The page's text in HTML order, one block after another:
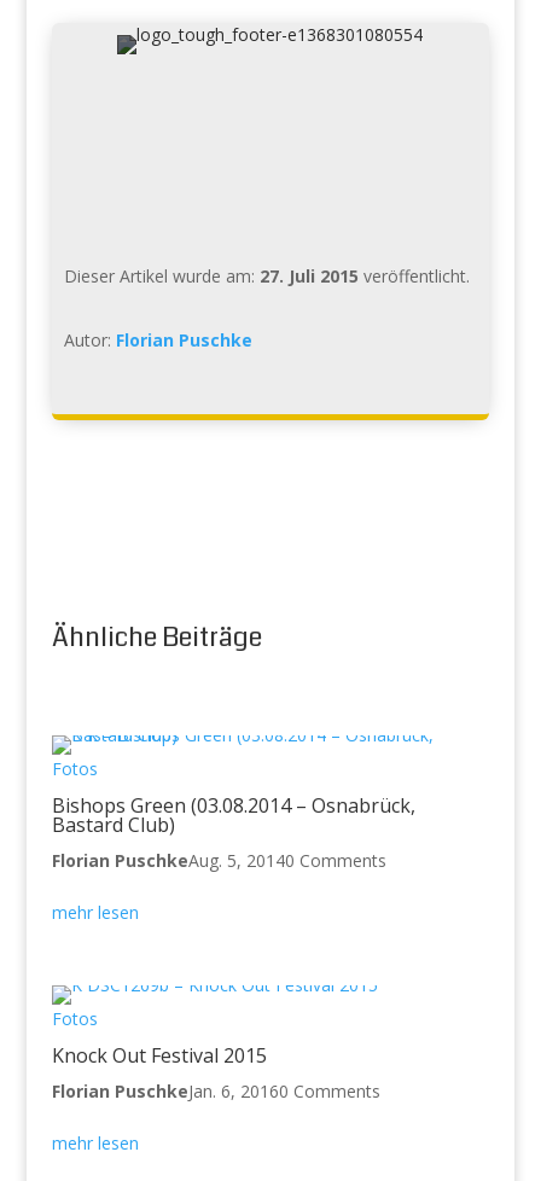
Dieser Artikel wurde am: 27. Juli 2015 veröffentlicht.
Autor: Florian Puschke
Ähnliche Beiträge
Fotos
Bishops Green (03.08.2014 – Osnabrück,
Bastard Club)
Florian PuschkeAug. 5, 20140 Comments
mehr lesen
Fotos
Knock Out Festival 2015
Florian PuschkeJan. 6, 20160 Comments
mehr lesen